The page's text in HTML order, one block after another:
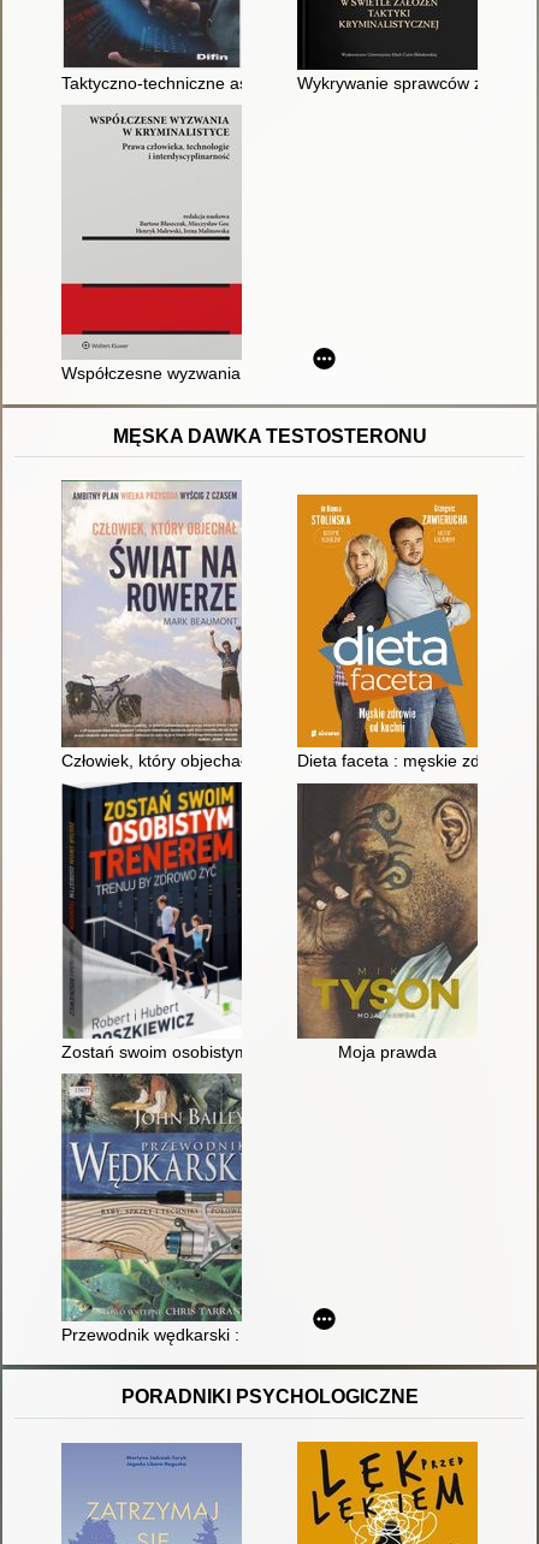
Taktyczno-techniczne aspekty przeciwdziałania przestępczości
Wykrywanie sprawców
Współczesne wyzwania w kryminalistyce : prawa człowieka,
MĘSKA DAWKA TESTOSTERONU
Człowiek, który objechał świat na rowerzeDieta faceta : męskie zdrowie
Zostań swoim osobistym trenerem : trenuj, by zdrowo żyć
Moja prawda
Przewodnik wędkarski : ryby, sprzęt i techniki połowu
PORADNIKI PSYCHOLOGICZNE